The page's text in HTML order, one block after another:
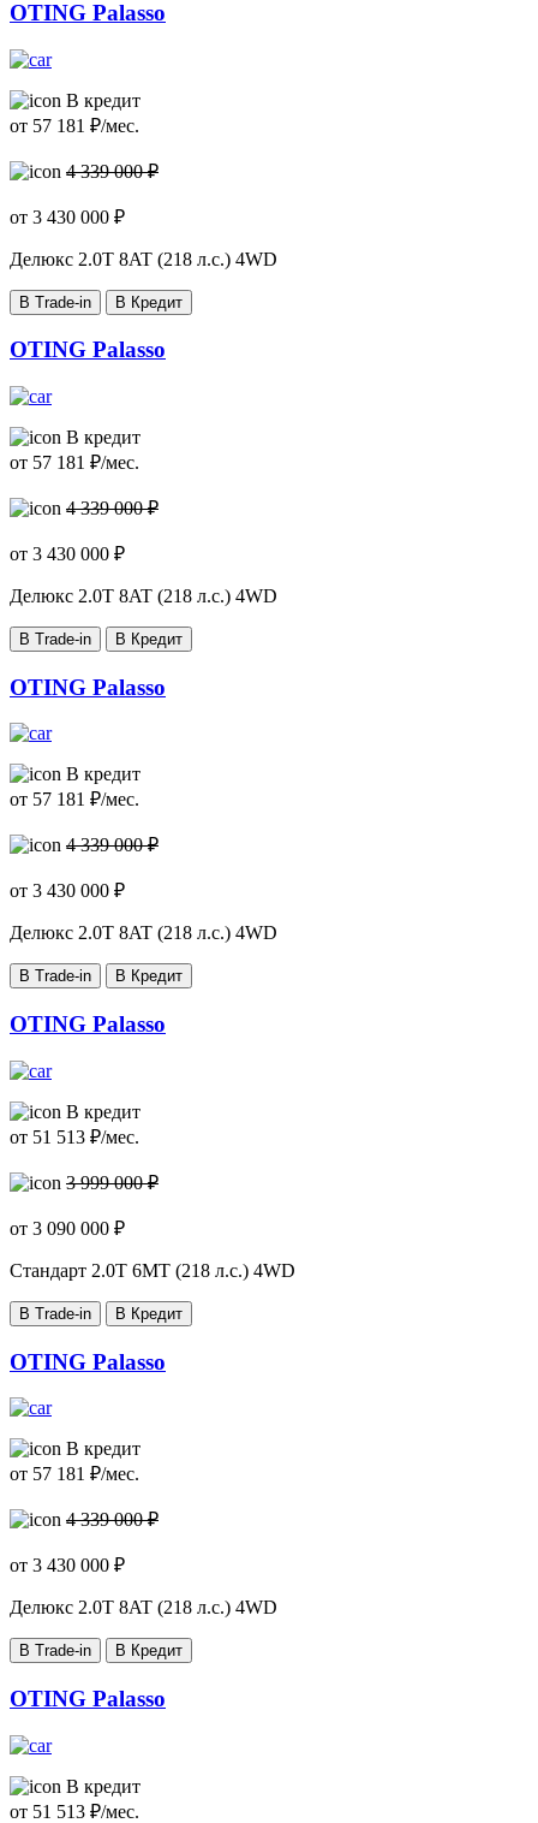
OTING Palasso
В кредит
от 57 181 ₽/мес.
4 339 000 ₽
от 3 430 000 ₽
Делюкс 2.0T 8AT (218 л.с.) 4WD
В Trade-in В Кредит
OTING Palasso
В кредит
от 57 181 ₽/мес.
4 339 000 ₽
от 3 430 000 ₽
Делюкс 2.0T 8AT (218 л.с.) 4WD
В Trade-in В Кредит
OTING Palasso
В кредит
от 57 181 ₽/мес.
4 339 000 ₽
от 3 430 000 ₽
Делюкс 2.0T 8AT (218 л.с.) 4WD
В Trade-in В Кредит
OTING Palasso
В кредит
от 51 513 ₽/мес.
3 999 000 ₽
от 3 090 000 ₽
Стандарт 2.0T 6MT (218 л.с.) 4WD
В Trade-in В Кредит
OTING Palasso
В кредит
от 57 181 ₽/мес.
4 339 000 ₽
от 3 430 000 ₽
Делюкс 2.0T 8AT (218 л.с.) 4WD
В Trade-in В Кредит
OTING Palasso
В кредит
от 51 513 ₽/мес.